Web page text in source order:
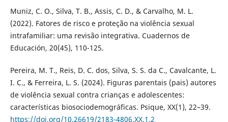
Muniz, C. O., Silva, T. B., Assis, C. D., & Carvalho, M. L.
(2022). Fatores de risco e proteção na violência sexual
intrafamiliar: uma revisão integrativa. Cuadernos de
Educación, 20(45), 110-125.
Pereira, M. T., Reis, D. C. dos, Silva, S. S. da C., Cavalcante, L.
I. C., & Ferreira, L. S. (2024). Figuras parentais (pais) autores
de violência sexual contra crianças e adolescentes:
características biosociodemográficas. Psique, XX(1), 22–39.
https://doi.org/10.26619/2183-4806.XX.1.2